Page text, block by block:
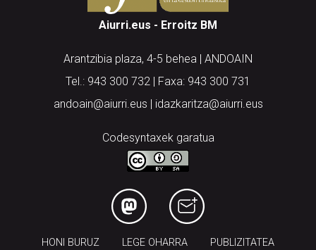
Aiurri.eus - Erroitz BM
Arantzibia plaza, 4-5 behea | ANDOAIN
Tel.: 943 300 732 | Faxa: 943 300 731
andoain@aiurri.eus | idazkaritza@aiurri.eus
Codesyntaxek garatua
HONI BURUZ LEGE OHARRA PUBLIZITATEA